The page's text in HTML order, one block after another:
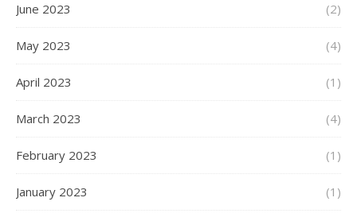
June 2023 (2)
May 2023 (4)
April 2023 (1)
March 2023 (4)
February 2023 (1)
January 2023 (1)